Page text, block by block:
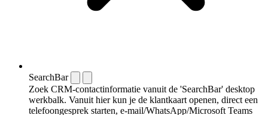
SearchBar
Zoek CRM-contactinformatie vanuit de 'SearchBar' desktop
werkbalk. Vanuit hier kun je de klantkaart openen, direct een
telefoongesprek starten, e-mail/WhatsApp/Microsoft Teams